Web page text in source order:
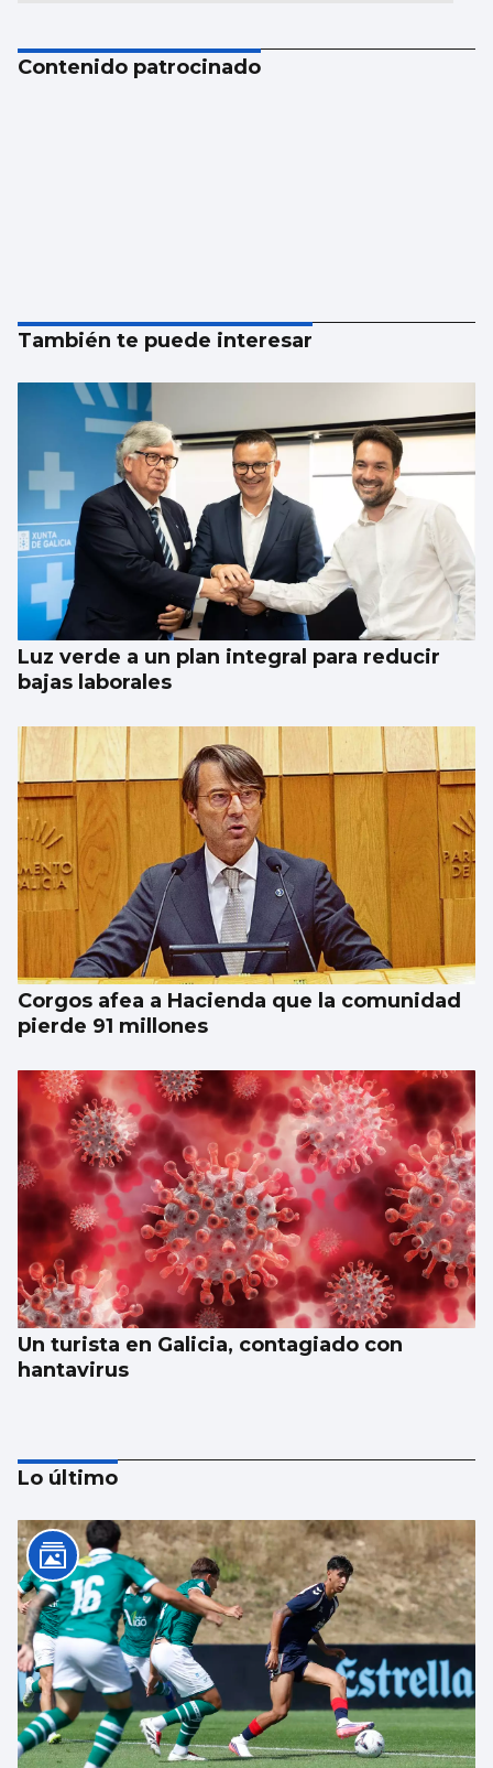
Contenido patrocinado
También te puede interesar
Luz verde a un plan integral para reducir
bajas laborales
Corgos afea a Hacienda que la comunidad
pierde 91 millones
Un turista en Galicia, contagiado con
hantavirus
Galicia gana más de 15.000 habitantes en el
último año gracias a la llegada de
migrantes
Lo último